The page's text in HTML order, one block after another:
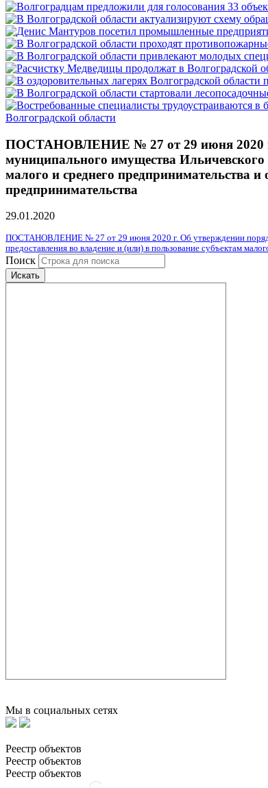
Волгоградской области
ПОСТАНОВЛЕНИЕ № 27 от 29 июня 2020 г.
муниципального имущества Ильичевского
малого и среднего предпринимательства
предпринимательства
29.01.2020
ПОСТАНОВЛЕНИЕ № 27 от 29 июня 2020 г. Об утверждении порядка
предоставления во владение и (или) в пользование субъектам
Поиск
Искать
Мы в социальных сетях
Реестр объектов
Реестр объектов
Реестр объектов